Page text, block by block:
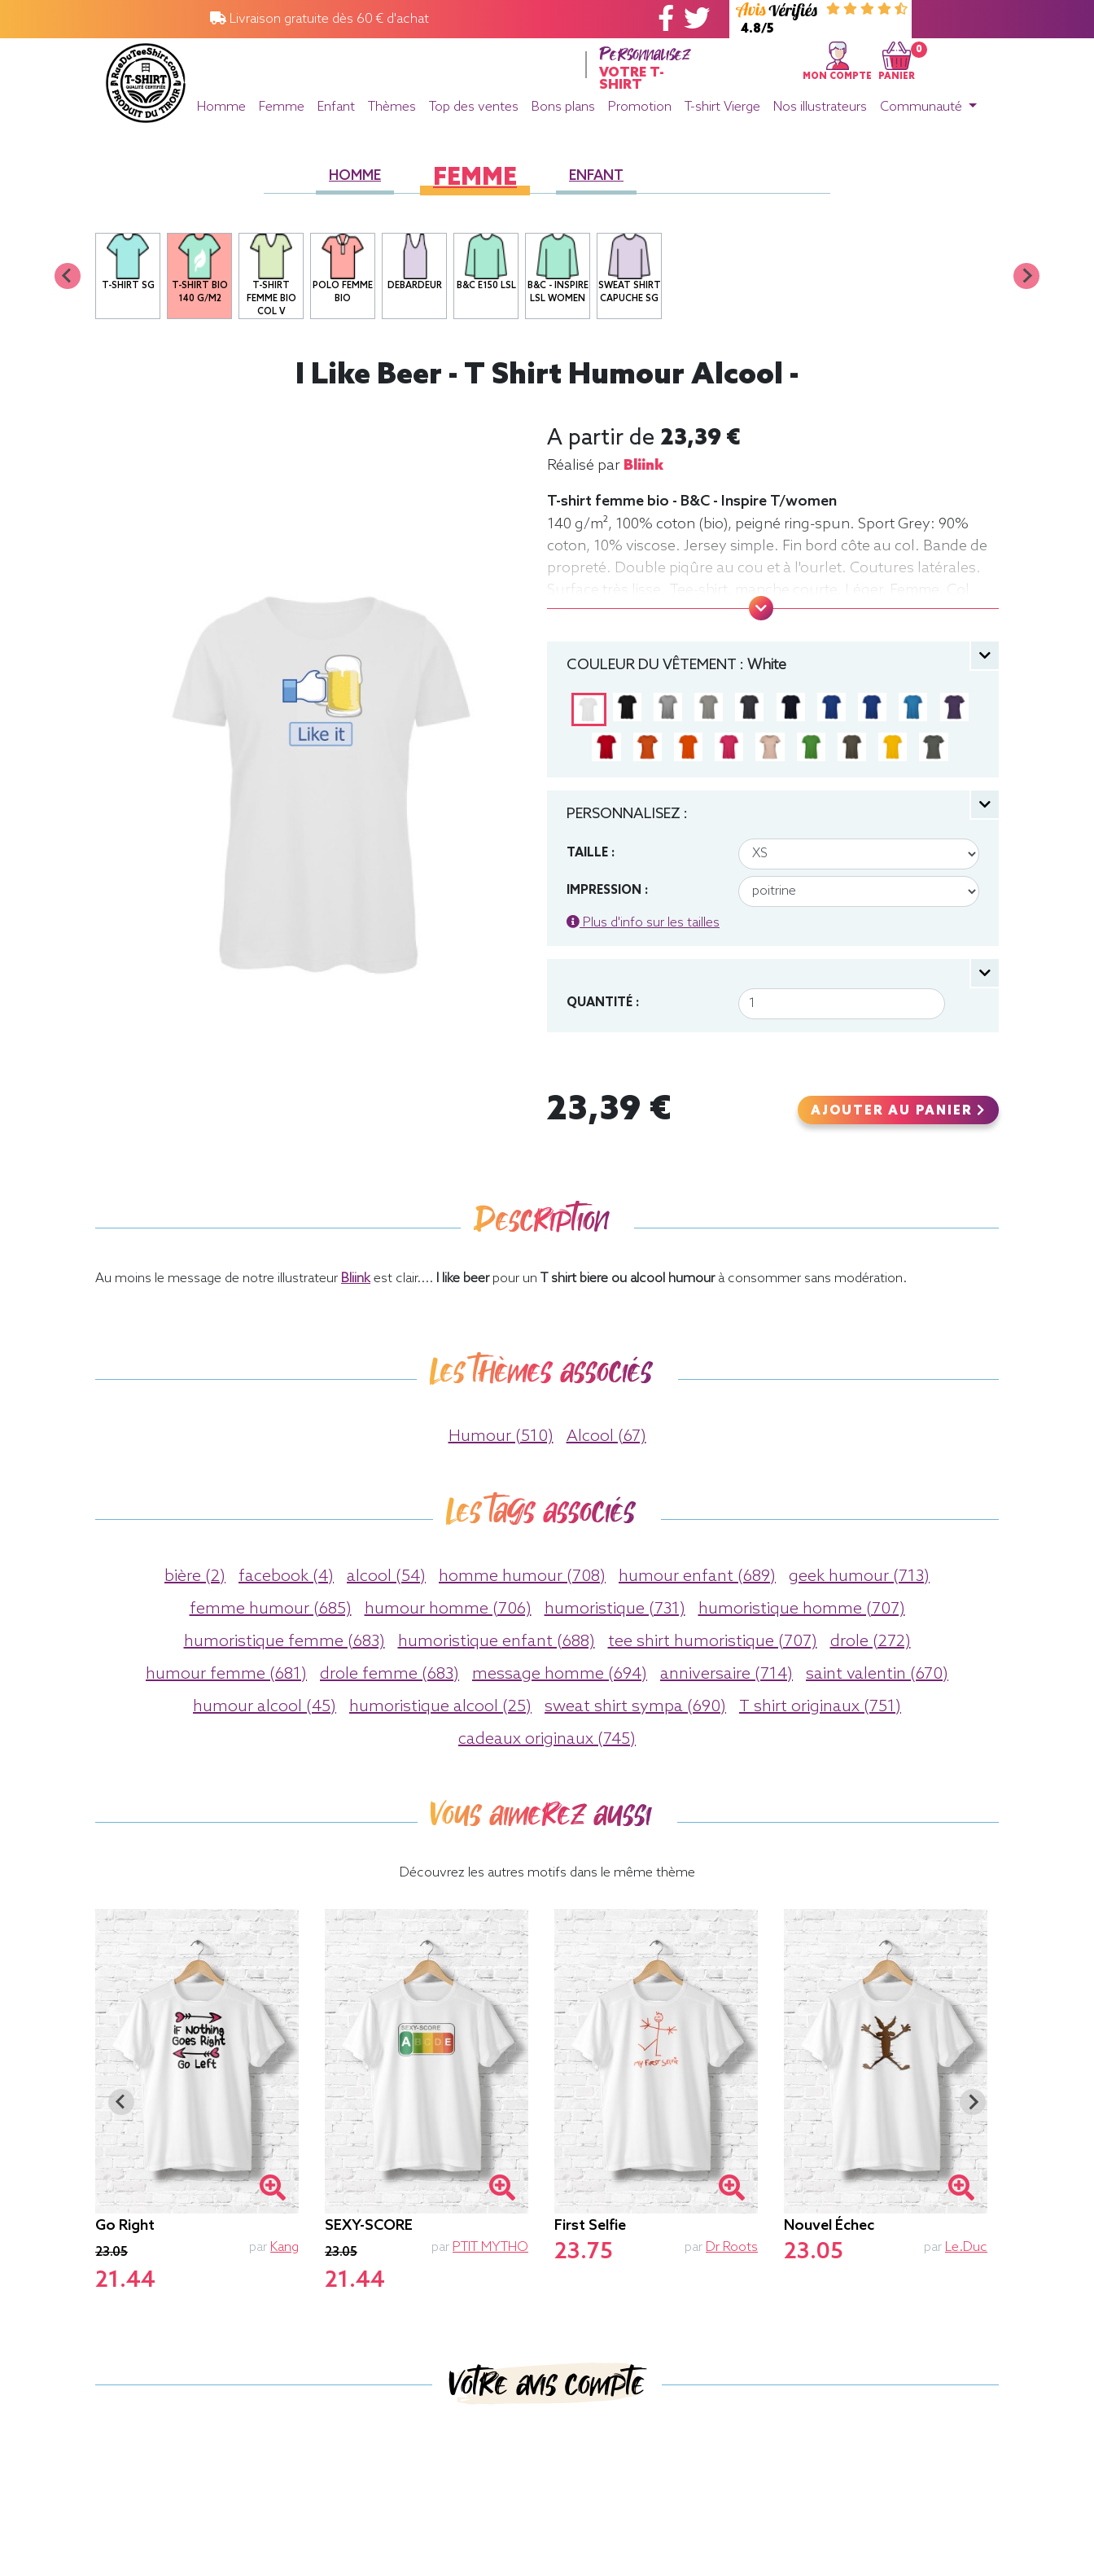
Livraison gratuite dès 60 € d'achat
4.8/5
Personnalisez
VOTRE T-
SHIRT
MON COMPTE
0
PANIER
Homme Femme Enfant Thèmes Top des ventes Bons plans Promotion T-shirt Vierge Nos illustrateurs Communauté
HOMME FEMME ENFANT
T-SHIRT SG
T-SHIRT BIO
140 G/M2
T-SHIRT
FEMME BIO
COL V
POLO FEMME
BIO
DEBARDEUR B&C E150 LSL
B&C - INSPIRE
LSL WOMEN
SWEAT SHIRT
CAPUCHE SG
I Like Beer - T Shirt Humour Alcool -
A partir de 23,39 €
Réalisé par Bliink
T-shirt femme bio - B&C - Inspire T/women
140 g/m², 100% coton (bio), peigné ring-spun. Sport Grey: 90%
coton, 10% viscose. Jersey simple. Fin bord côte au col. Bande de
propreté. Double piqûre au cou et à l'ourlet. Coutures latérales.
Surface très lisse. Tee-shirt, manche courte, Léger, Femme, Col
rond, Bio / Organic, B&C
COULEUR DU VÊTEMENT : White
PERSONNALISEZ :
TAILLE :
IMPRESSION :
Plus d'info sur les tailles
QUANTITÉ :
23,39 € AJOUTER AU PANIER
Description
Au moins le message de notre illustrateur Bliinkest clair.... I like beerpour un T shirt biere ou alcool humourà consommer sans modération.
Les thèmes associés
Humour (510) Alcool (67)
Les tags associés
bière (2) facebook (4) alcool (54) homme humour (708) humour enfant (689)
geek humour (713)
femme humour (685)
humour homme (706) humoristique (731)
humoristique homme (707)
humoristique femme (683)
humoristique enfant (688) tee shirt humoristique (707)
drole (272)
humour femme (681)
drole femme (683) message homme (694) anniversaire (714)
saint valentin (670)
humour alcool (45)
humoristique alcool (25) sweat shirt sympa (690)
T shirt originaux (751)
cadeaux originaux (745)
Vous aimerez aussi
Découvrez les autres motifs dans le même thème
Go Right
23.05
21.44
par Kang
SEXY-SCORE
23.05
21.44
par PTIT MYTHO
First Selfie
23.75 par Dr Roots
Nouvel Échec
23.05 par Le.duc
Votre avis compte